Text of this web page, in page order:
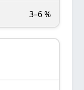
3–6 %